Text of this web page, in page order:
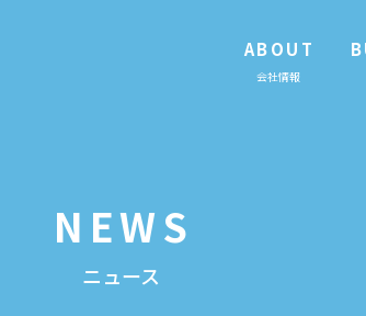
ABOUT
会社情報
NEWS
ニュース